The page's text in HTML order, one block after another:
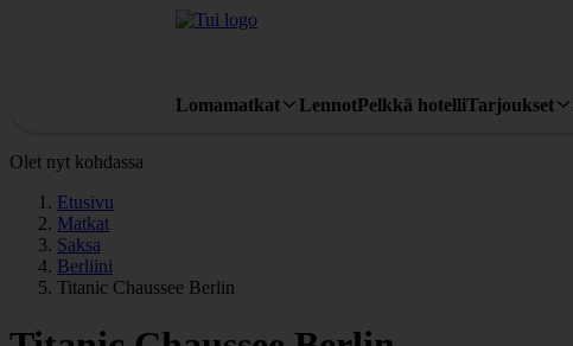
Lomamatkat LennotPelkkä hotelliTarjoukset
Olet nyt kohdassa
Etusivu
Matkat
Saksa
Berliini
Titanic Chaussee Berlin